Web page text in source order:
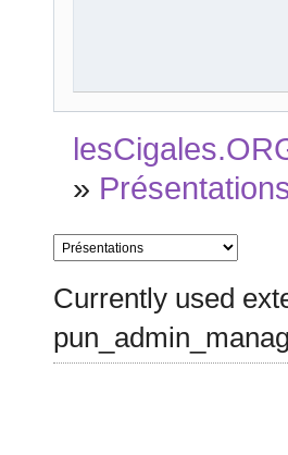
»
Currently used